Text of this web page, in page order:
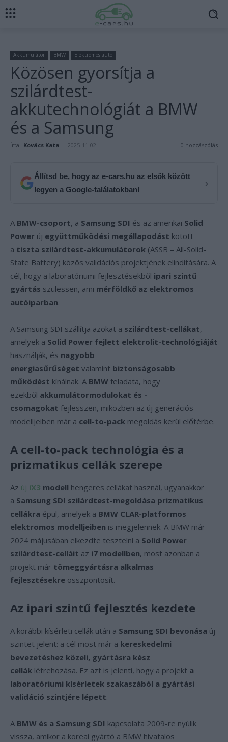
Akkumulátor BMW Elektromos autó
Közösen gyorsítja a
szilárdtest-
akkutechnológiát a BMW
és a Samsung
Írta: Kovács Kata - 2025-11-02 0 hozzászólás
Állítsd be, hogy az e-cars.hu az elsők között
legyen a Google-találatokban!
›
A BMW-csoport, a Samsung SDI és az amerikai Solid
Power új együttműködési megállapodást kötött
a tiszta szilárdtest-akkumulátorok (ASSB – All-Solid-
State Battery) közös validációs projektjének elindítására. A
cél, hogy a laboratóriumi fejlesztésekből ipari szintű
gyártás szülessen, ami mérföldkő az elektromos
autóiparban.
A Samsung SDI szállítja azokat a szilárdtest-cellákat,
amelyek a Solid Power fejlett elektrolit-technológiáját
használják, és nagyobb
energiasűrűséget valamint biztonságosabb
működést kínálnak. A BMW feladata, hogy
ezekből akkumulátormodulokat és -
csomagokat fejlesszen, miközben az új generációs
modelljeiben már a cell-to-pack megoldás kerül előtérbe.
A cell-to-pack technológia és a
prizmatikus cellák szerepe
Az új iX3 modell hengeres cellákat használ, ugyanakkor
a Samsung SDI szilárdtest-megoldása prizmatikus
cellákra épül, amelyek a BMW CLAR-platformos
elektromos modelljeiben is megjelennek. A BMW már
2024 májusában elkezdte tesztelni a Solid Power
szilárdtest-celláit az i7 modellben, most azonban a
projekt már tömeggyártásra alkalmas
fejlesztésekre összpontosít.
Az ipari szintű fejlesztés kezdete
A korábbi kísérleti cellák után a Samsung SDI bevonása új
szintet jelent: a cél most már a kereskedelmi
bevezetéshez közeli, gyártásra kész
cellák létrehozása. Ez azt is jelenti, hogy a projekt a
laboratóriumi kísérletek szakaszából a gyártási
validáció szintjére lépett.
A BMW és a Samsung SDI kapcsolata 2009-re nyúlik
vissza, amikor a koreai gyártó a BMW hivatalos